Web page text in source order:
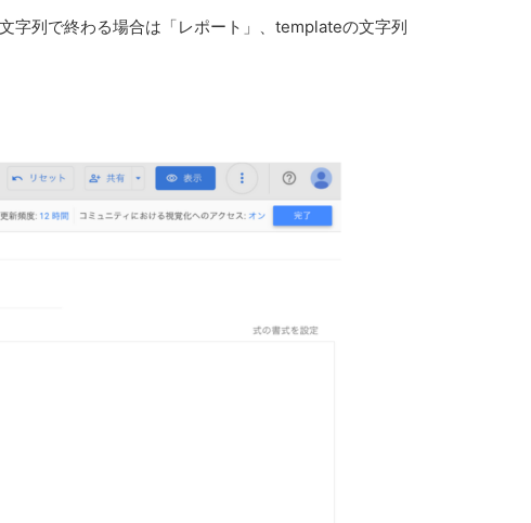
字列で終わる場合は「レポート」、templateの文字列